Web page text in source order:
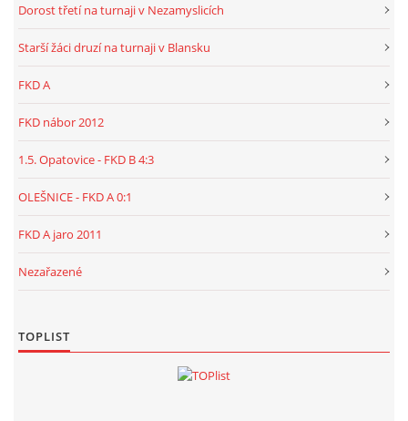
Dorost třetí na turnaji v Nezamyslicích
Starší žáci druzí na turnaji v Blansku
FKD A
FKD nábor 2012
1.5. Opatovice - FKD B 4:3
OLEŠNICE - FKD A 0:1
FKD A jaro 2011
Nezařazené
TOPLIST